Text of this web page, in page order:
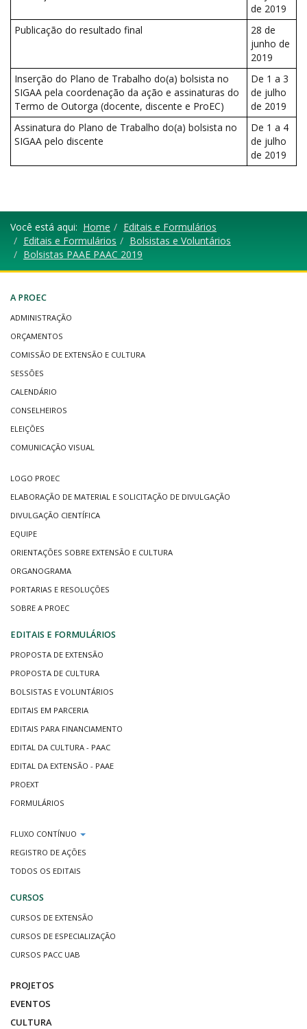
de 2019
Publicação do resultado final
28 de
junho de
2019
Inserção do Plano de Trabalho do(a) bolsista no
SIGAA pela coordenação da ação e assinaturas do
Termo de Outorga (docente, discente e ProEC)
De 1 a 3
de julho
de 2019
Assinatura do Plano de Trabalho do(a) bolsista no
SIGAA pelo discente
De 1 a 4
de julho
de 2019
Você está aqui: Home
Editais e Formulários
Editais e Formulários
Bolsistas e Voluntários
Bolsistas PAAE PAAC 2019
A PROEC
ADMINISTRAÇÃO
ORÇAMENTOS
COMISSÃO DE EXTENSÃO E CULTURA
SESSÕES
CALENDÁRIO
CONSELHEIROS
ELEIÇÕES
COMUNICAÇÃO VISUAL
LOGO PROEC
ELABORAÇÃO DE MATERIAL E SOLICITAÇÃO DE DIVULGAÇÃO
DIVULGAÇÃO CIENTÍFICA
EQUIPE
ORIENTAÇÕES SOBRE EXTENSÃO E CULTURA
ORGANOGRAMA
PORTARIAS E RESOLUÇÕES
SOBRE A PROEC
EDITAIS E FORMULÁRIOS
PROPOSTA DE EXTENSÃO
PROPOSTA DE CULTURA
BOLSISTAS E VOLUNTÁRIOS
EDITAIS EM PARCERIA
EDITAIS PARA FINANCIAMENTO
EDITAL DA CULTURA - PAAC
EDITAL DA EXTENSÃO - PAAE
PROEXT
FORMULÁRIOS
FLUXO CONTÍNUO
REGISTRO DE AÇÕES
TODOS OS EDITAIS
CURSOS
CURSOS DE EXTENSÃO
CURSOS DE ESPECIALIZAÇÃO
CURSOS PACC UAB
PROJETOS
EVENTOS
CULTURA